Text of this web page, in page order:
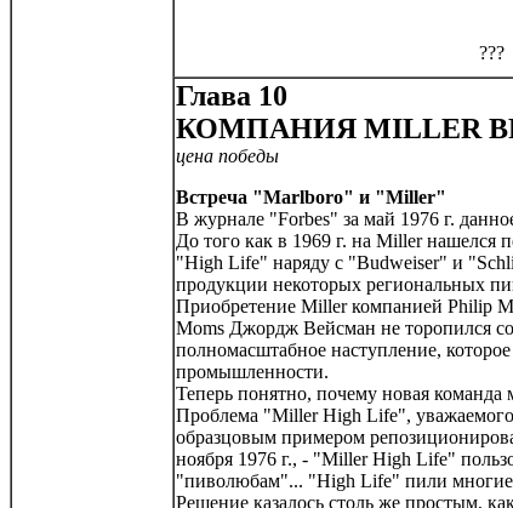
Глава 10
КОМПАНИЯ MILLER
цена победы
Встреча "Marlboro" и "Miller"
В журнале "Forbes" за май 1976 г.
До того как в 1969 г. на Miller нашелся
"High Life" наряду с "Budweiser" и
продукции некоторых региональных
Приобретение Miller компанией Philip
Moms Джордж Вейсман не торопился
полномасштабное наступление,
промышленности.
Теперь понятно, почему новая команда
Проблема "Miller High Life",
образцовым примером
ноября 1976 г., - "Miller High Life"
"пиволюбам"... "High Life" пили
Решение казалось столь же простым,